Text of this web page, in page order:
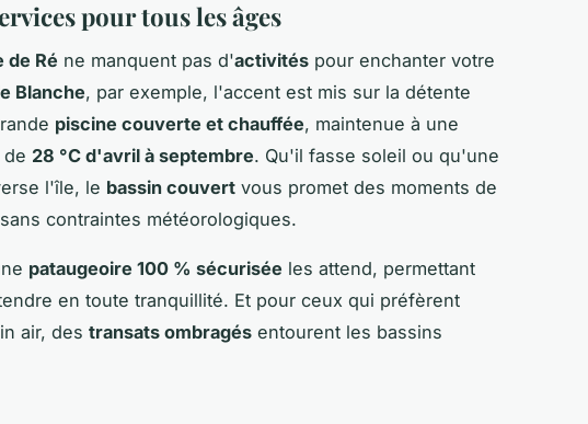
pour tous les âges
de Ré ne manquent pas d'activités pour enchanter votre
Blanche, par exemple, l'accent est mis sur la détente
piscine couverte et chauffée, maintenue à une
de 28 °C d'avril à septembre. Qu'il fasse soleil ou qu'une
l'île, le bassin couvert vous promet des moments de
contraintes météorologiques.
pataugeoire 100 % sécurisée les attend, permettant
en toute tranquillité. Et pour ceux qui préfèrent
air, des transats ombragés entourent les bassins